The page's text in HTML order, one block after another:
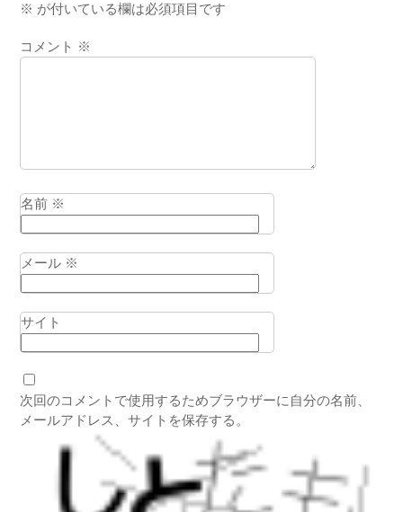
※ が付いている欄は必須項目です
コメント ※
名前 ※
メール ※
サイト
次回のコメントで使用するためブラウザーに自分の名前、
メールアドレス、サイトを保存する。